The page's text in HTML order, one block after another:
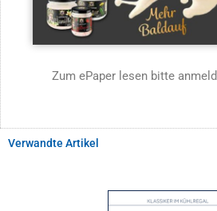
Zum ePaper lesen bitte
Verwandte Artikel